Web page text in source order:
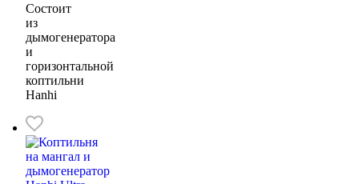
Состоит
из
дымогенератора
и
горизонтальной
коптильни
Hanhi